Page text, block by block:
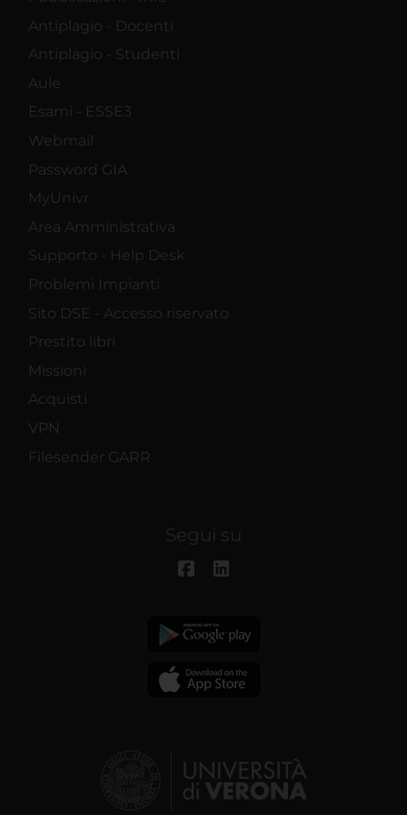
Antiplagio - Docenti
Antiplagio - Studenti
Aule
Esami - ESSE3
Webmail
Password GIA
MyUnivr
Area Amministrativa
Supporto - Help Desk
Problemi Impianti
Sito DSE - Accesso riservato
Prestito libri
Missioni
Acquisti
VPN
Filesender GARR
Segui su